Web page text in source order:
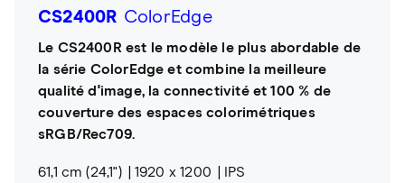
CS2400R ColorEdge
Le CS2400R est le modèle le plus abordable de
la série ColorEdge et combine la meilleure
qualité d'image, la connectivité et 100 % de
couverture des espaces colorimétriques
sRGB/Rec709.
61,1 cm (24,1") 1920 x 1200 IPS